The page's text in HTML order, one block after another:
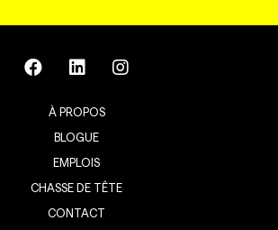
À PROPOS
BLOGUE
EMPLOIS
CHASSE DE TÊTE
CONTACT